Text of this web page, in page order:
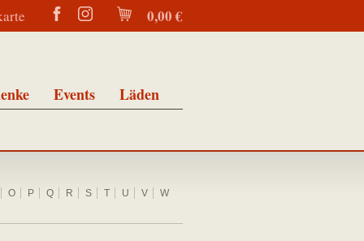
0,00 €
Events Läden
O P Q R S T U V W